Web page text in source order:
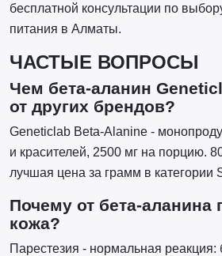
бесплатной консультации по
питания в Алматы.
ЧАСТЫЕ ВОПРОСЫ
Чем бета-аланин
от других брендов?
Geneticlab Beta-Alanine -
и красителей, 2500 мг на порцию.
лучшая цена за грамм в категории
Почему от бета-аланина
кожа?
Парестезия - нормальная реакция: